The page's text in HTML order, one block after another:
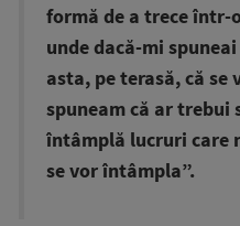
formă de a trece
unde dacă-mi
asta, pe terasă, că
spuneam că ar trebui
întâmplă lucruri care
se vor întâmpla”.